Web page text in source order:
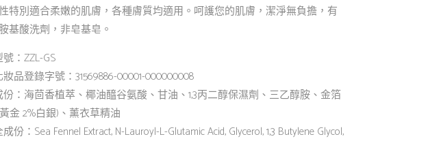
特別適合柔嫩的肌膚，各種膚質均適用。呵護您的肌膚，潔淨無負擔，有
基酸洗劑，非皂基皂。
：ZZL-GS
品登錄字號：31569886-00001-000000008
份：海茴香植萃、椰油醯谷氨酸、甘油、1,3丙二醇保濕劑、三乙醇胺、金箔
金 2%白銀)、薰衣草精油
份：Sea Fennel Extract, N-Lauroyl-L-Glutamic Acid, Glycerol, 1,3 Butylene Glycol,